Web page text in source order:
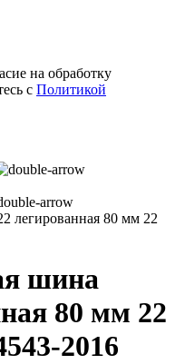
на обработку
с Политикой
легированная 80 мм 22
шина
80 мм 22
2016